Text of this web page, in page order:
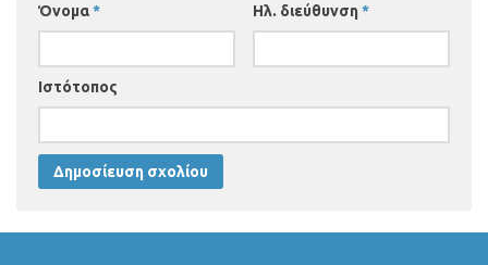
Όνομα* Ηλ. διεύθυνση *
Ιστότοπος